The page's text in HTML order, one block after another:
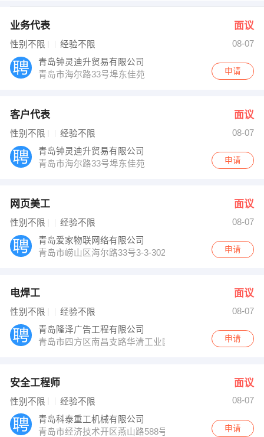
科泰重工 发布 [安全工程师 ] 招聘信息
【青岛沅可装饰设计有限公司】 强势入驻
业务代表 面议
性别不限 经验不限
08-07
青岛钟灵迪升贸易有限公司
青岛市海尔路33号埠东佳苑
申请
客户代表 面议
性别不限 经验不限
08-07
青岛钟灵迪升贸易有限公司
青岛市海尔路33号埠东佳苑
申请
网页美工 面议
性别不限 经验不限
08-07
青岛爱家物联网络有限公司
青岛市崂山区海尔路33号3-3-302
申请
电焊工 面议
性别不限 经验不限
08-07
青岛隆泽广告工程有限公司
青岛市四方区南昌支路华清工业园1-18号
申请
安全工程师 面议
性别不限 经验不限
08-07
青岛科泰重工机械有限公司
青岛市经济技术开区燕山路588号
申请